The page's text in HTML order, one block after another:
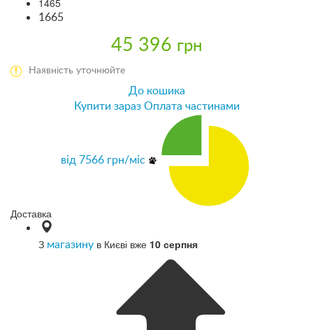
1465
1665
45 396 грн
Наявність уточнюйте
До кошика
Купити зараз Оплата частинами
від 7566грн/міс
Доставка
З магазину в Києві вже 10 серпня